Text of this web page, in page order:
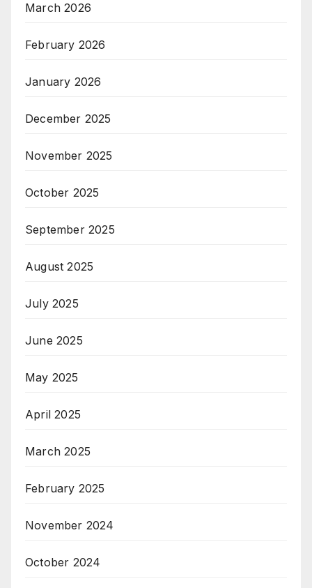
March 2026
February 2026
January 2026
December 2025
November 2025
October 2025
September 2025
August 2025
July 2025
June 2025
May 2025
April 2025
March 2025
February 2025
November 2024
October 2024